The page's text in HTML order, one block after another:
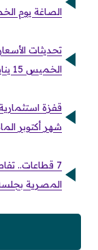
الصاغة يوم
تحديثات
الخميس 15 يناير
شهر أكتوبر
7 قطاعات..
المصرية بجلسة